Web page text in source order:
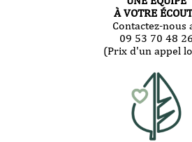
À VOTRE
Contactez-nous
09 53 70 48 26
(Prix d'un appel